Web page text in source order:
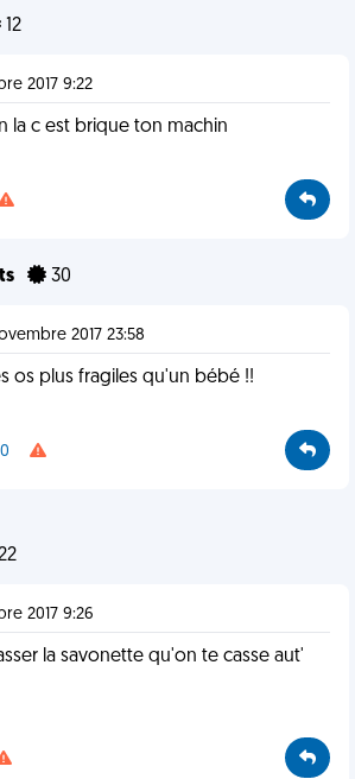
12
2017 9:22
la c est brique ton machin
30
2017 23:58
os plus fragiles qu'un bébé !!
0
2017 9:26
la savonette qu'on te casse aut'